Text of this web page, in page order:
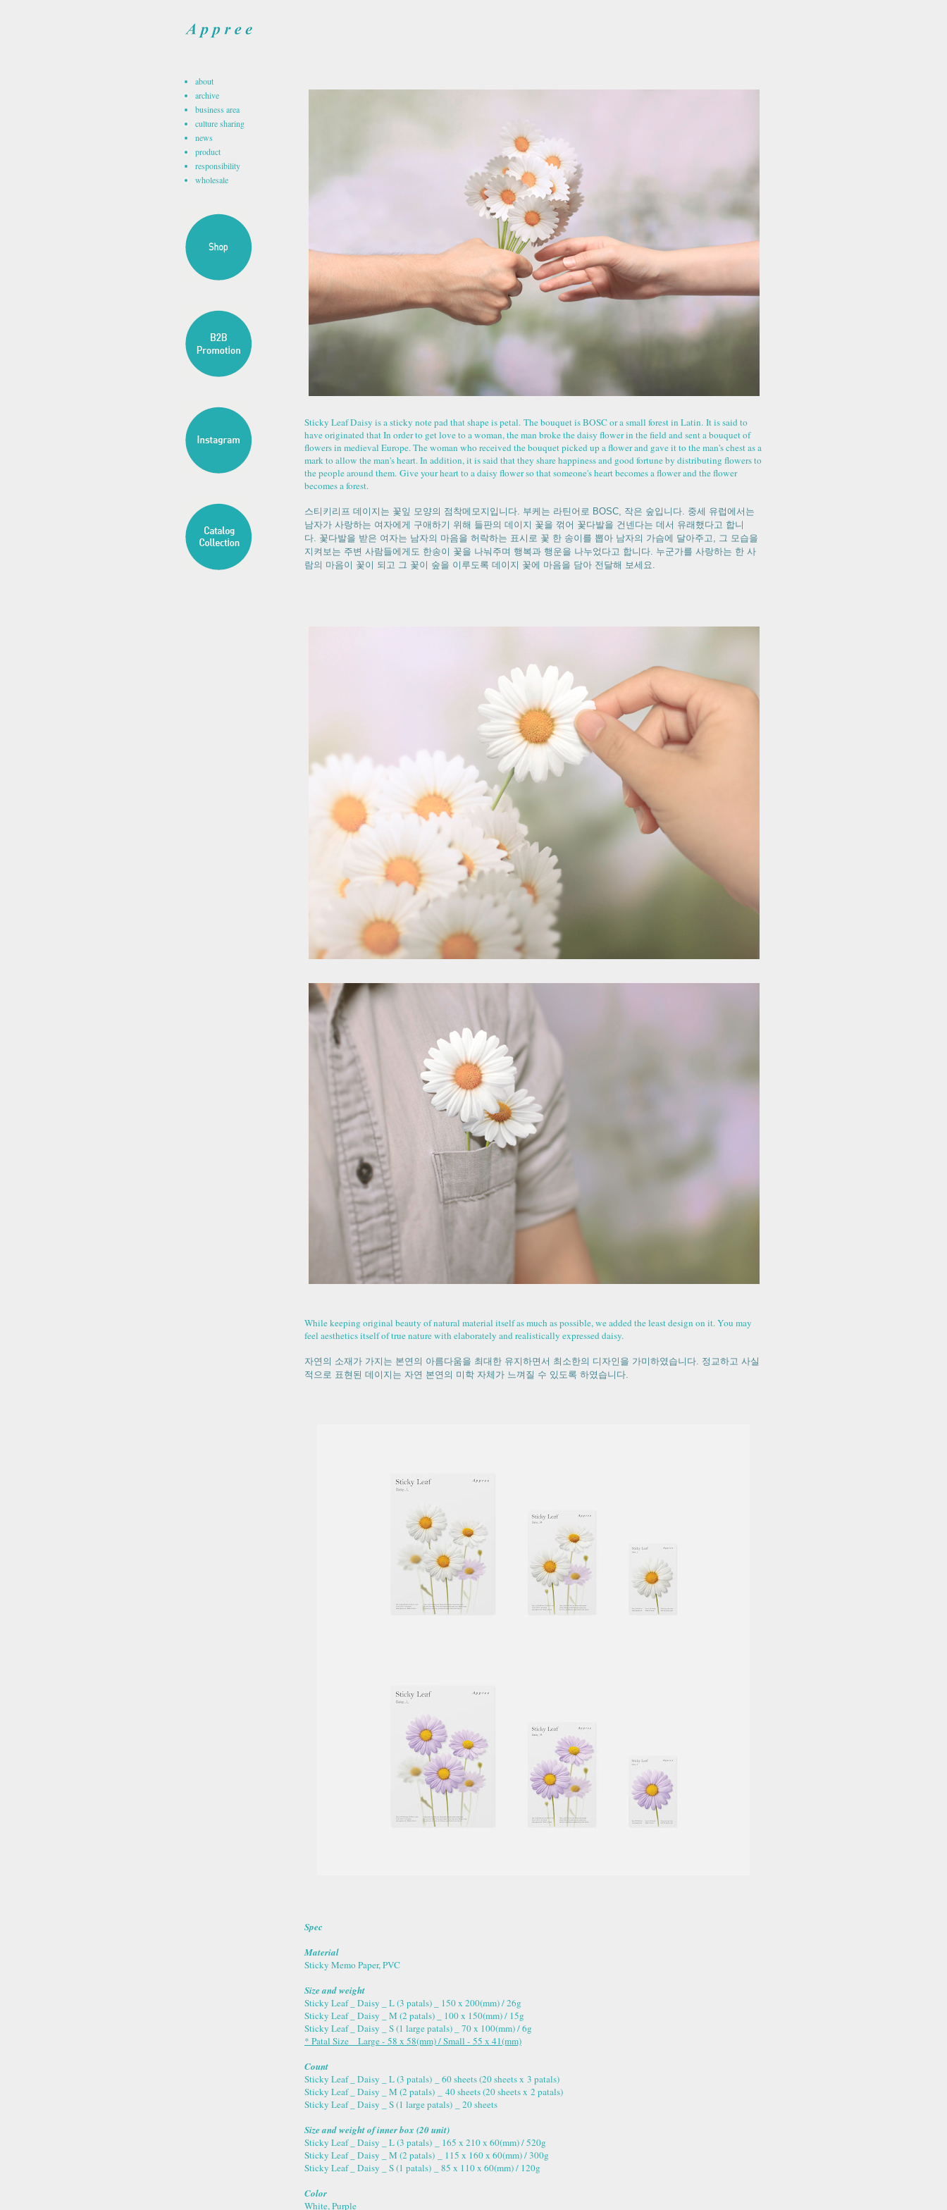
Sticky Leaf Daisy is a sticky note pad that shape is petal. The bouquet is BOSC or a small forest in Latin. It is said to
have originated that In order to get love to a woman, the man broke the daisy flower in the field and sent a bouquet of
flowers in medieval Europe. The woman who received the bouquet picked up a flower and gave it to the man's chest as a
mark to allow the man's heart. In addition, it is said that they share happiness and good fortune by distributing flowers to
the people around them. Give your heart to a daisy flower so that someone's heart becomes a flower and the flower
becomes a forest.
스티키리프 데이지는 꽃잎 모양의 점착메모지입니다. 부케는 라틴어로 BOSC, 작은 숲입니다. 중세 유럽에서는
남자가 사랑하는 여자에게 구애하기 위해 들판의 데이지 꽃을 꺾어 꽃다발을 건넨다는 데서 유래했다고 합니
다. 꽃다발을 받은 여자는 남자의 마음을 허락하는 표시로 꽃 한 송이를 뽑아 남자의 가슴에 달아주고, 그 모습을
지켜보는 주변 사람들에게도 한송이 꽃을 나눠주며 행복과 행운을 나누었다고 합니다. 누군가를 사랑하는 한 사
람의 마음이 꽃이 되고 그 꽃이 숲을 이루도록 데이지 꽃에 마음을 담아 전달해 보세요.
While keeping original beauty of natural material itself as much as possible, we added the least design on it. You may
feel aesthetics itself of true nature with elaborately and realistically expressed daisy.
자연의 소재가 가지는 본연의 아름다움을 최대한 유지하면서 최소한의 디자인을 가미하였습니다. 정교하고 사실
적으로 표현된 데이지는 자연 본연의 미학 자체가 느껴질 수 있도록 하였습니다.
Spec
Material
Sticky Memo Paper, PVC
Size and weight
Sticky Leaf _ Daisy _ L (3 patals) _ 150 x 200(mm) / 26g
Sticky Leaf _ Daisy _ M (2 patals) _ 100 x 150(mm) / 15g
Sticky Leaf _ Daisy _ S (1 large patals) _ 70 x 100(mm) / 6g
* Patal Size _ Large - 58 x 58(mm) / Small - 55 x 41(mm)
Count
Sticky Leaf _ Daisy _ L (3 patals) _ 60 sheets (20 sheets x 3 patals)
Sticky Leaf _ Daisy _ M (2 patals) _ 40 sheets (20 sheets x 2 patals)
Sticky Leaf _ Daisy _ S (1 large patals) _ 20 sheets
Size and weight of inner box (20 unit)
Sticky Leaf _ Daisy _ L (3 patals) _ 165 x 210 x 60(mm) / 520g
Sticky Leaf _ Daisy _ M (2 patals) _ 115 x 160 x 60(mm) / 300g
Sticky Leaf _ Daisy _ S (1 patals) _ 85 x 110 x 60(mm) / 120g
Color
White, Purple
about
archive
business area
culture sharing
news
product
responsibility
wholesale